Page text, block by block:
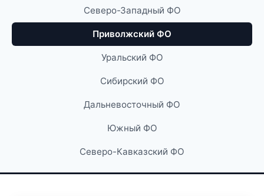
Северо-Западный ФО
Приволжский ФО
Уральский ФО
Сибирский ФО
Дальневосточный ФО
Южный ФО
Северо-Кавказский ФО